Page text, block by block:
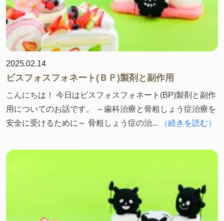
2025.02.14
ビスフォスフォネート(ＢＰ)製剤と副作用
こんにちは！ 今日はビスフォスフォネート(BP)製剤と副作
用についてのお話です。 ～歯科治療と骨粗しょう症治療を
安全に受けるために～ 骨粗しょう症の治...
（続きを読む）